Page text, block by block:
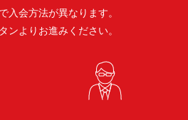
入会方法が異なります。
ンよりお進みください。